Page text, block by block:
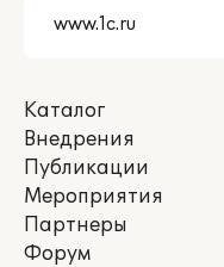
Каталог
Внедрения
Публикации
Мероприятия
Партнеры
Форум